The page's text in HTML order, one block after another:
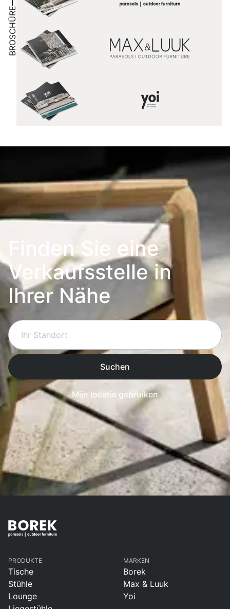
BROSCHÜRE
Finden Sie eine
Verkaufsstelle in
Ihrer Nähe
Suchen
Mijn locatie gebruiken
PRODUKTE
Tische
Stühle
Lounge
MARKEN
Borek
Max & Luuk
Yoi